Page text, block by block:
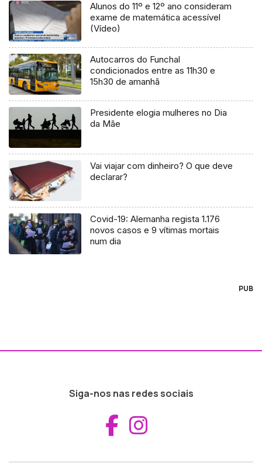
Alunos do 11º e 12º ano consideram
exame de matemática acessível
(Vídeo)
Autocarros do Funchal
condicionados entre as 11h30 e
15h30 de amanhã
Presidente elogia mulheres no Dia
da Mãe
Vai viajar com dinheiro? O que deve
declarar?
Covid-19: Alemanha regista 1.176
novos casos e 9 vítimas mortais
num dia
PUB
Siga-nos nas redes sociais
Aceder ao